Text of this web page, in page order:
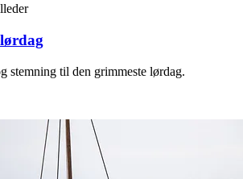
stemning til den grimmeste lørdag.